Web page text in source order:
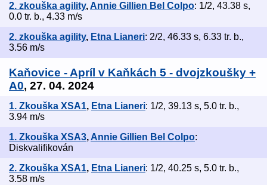
2. zkouška agility,Annie Gillien Bel Colpo: 1/2, 43.38 s,
0.0 tr. b., 4.33 m/s
2. zkouška agility, Etna Lianeri: 2/2, 46.33 s, 6.33 tr. b.,
3.56 m/s
Kaňovice - Apríl v Kaňkách 5 - dvojzkoušky +
A0, 27. 04. 2024
1. Zkouška XSA1, Etna Lianeri: 1/2, 39.13 s, 5.0 tr. b.,
3.94 m/s
1. Zkouška XSA3, Annie Gillien Bel Colpo:
Diskvalifikován
2. Zkouška XSA1, Etna Lianeri: 1/2, 40.25 s, 5.0 tr. b.,
3.58 m/s